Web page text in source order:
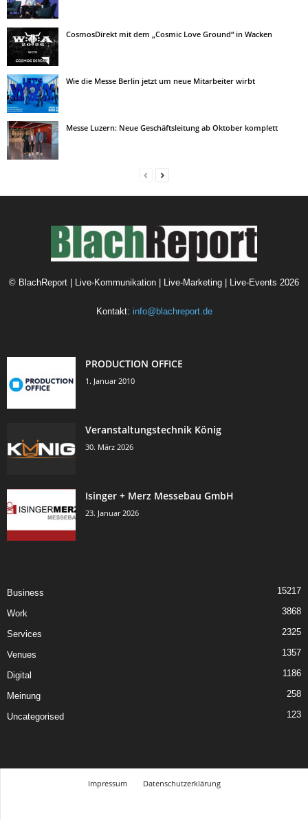
CosmosDirekt mit dem „Cosmic Love Ground“ in Wacken
Wie die Messe Berlin jetzt um neue Mitarbeiter wirbt
Messe Luzern: Neue Geschäftsleitung ab Oktober komplett
© BlachReport | Live-Kommunikation | Live-Marketing | Live-Events 2026
Kontakt: info@blachreport.de
PRODUCTION OFFICE
1. Januar 2010
Veranstaltungstechnik König
30. März 2026
Isinger + Merz Messebau GmbH
23. Januar 2026
Business 15217
Work 3868
Services 2325
Venues 1357
Digital 1186
Meinung 258
Uncategorised 123
Impressum
Datenschutzerklärung